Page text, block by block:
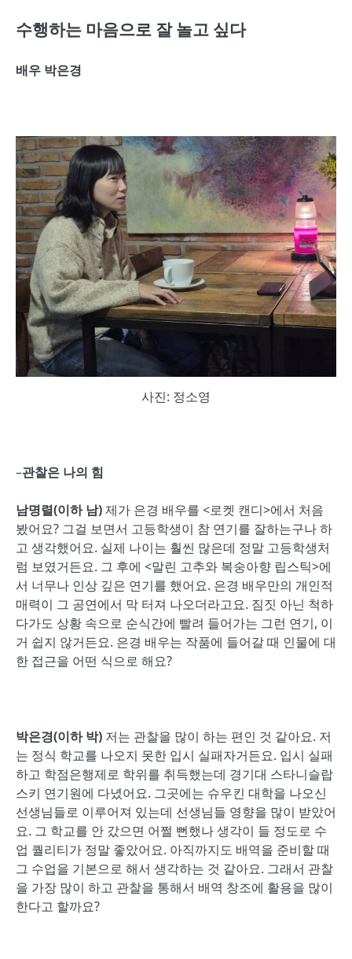
수행하는 마음으로 잘 놀고 싶다
배우 박은경
사진: 정소영
–관찰은 나의 힘
남명렬(이하 남)제가 은경 배우를 <로켓 캔디>에서 처음
봤어요? 그걸 보면서 고등학생이 참 연기를 잘하는구나 하
고 생각했어요. 실제 나이는 훨씬 많은데 정말 고등학생처
럼 보였거든요. 그 후에 <말린 고추와 복숭아향 립스틱>에
서 너무나 인상 깊은 연기를 했어요. 은경 배우만의 개인적
매력이 그 공연에서 막 터져 나오더라고요. 짐짓 아닌 척하
다가도 상황 속으로 순식간에 빨려 들어가는 그런 연기, 이
거 쉽지 않거든요. 은경 배우는 작품에 들어갈 때 인물에 대
한 접근을 어떤 식으로 해요?
박은경(이하 박) 저는 관찰을 많이 하는 편인 것 같아요. 저
는 정식 학교를 나오지 못한 입시 실패자거든요. 입시 실패
하고 학점은행제로 학위를 취득했는데 경기대 스타니슬랍
스키 연기원에 다녔어요. 그곳에는 슈우킨 대학을 나오신
선생님들로 이루어져 있는데 선생님들 영향을 많이 받았어
요. 그 학교를 안 갔으면 어쩔 뻔했나 생각이 들 정도로 수
업 퀄리티가 정말 좋았어요. 아직까지도 배역을 준비할 때
그 수업을 기본으로 해서 생각하는 것 같아요. 그래서 관찰
을 가장 많이 하고 관찰을 통해서 배역 창조에 활용을 많이
한다고 할까요?